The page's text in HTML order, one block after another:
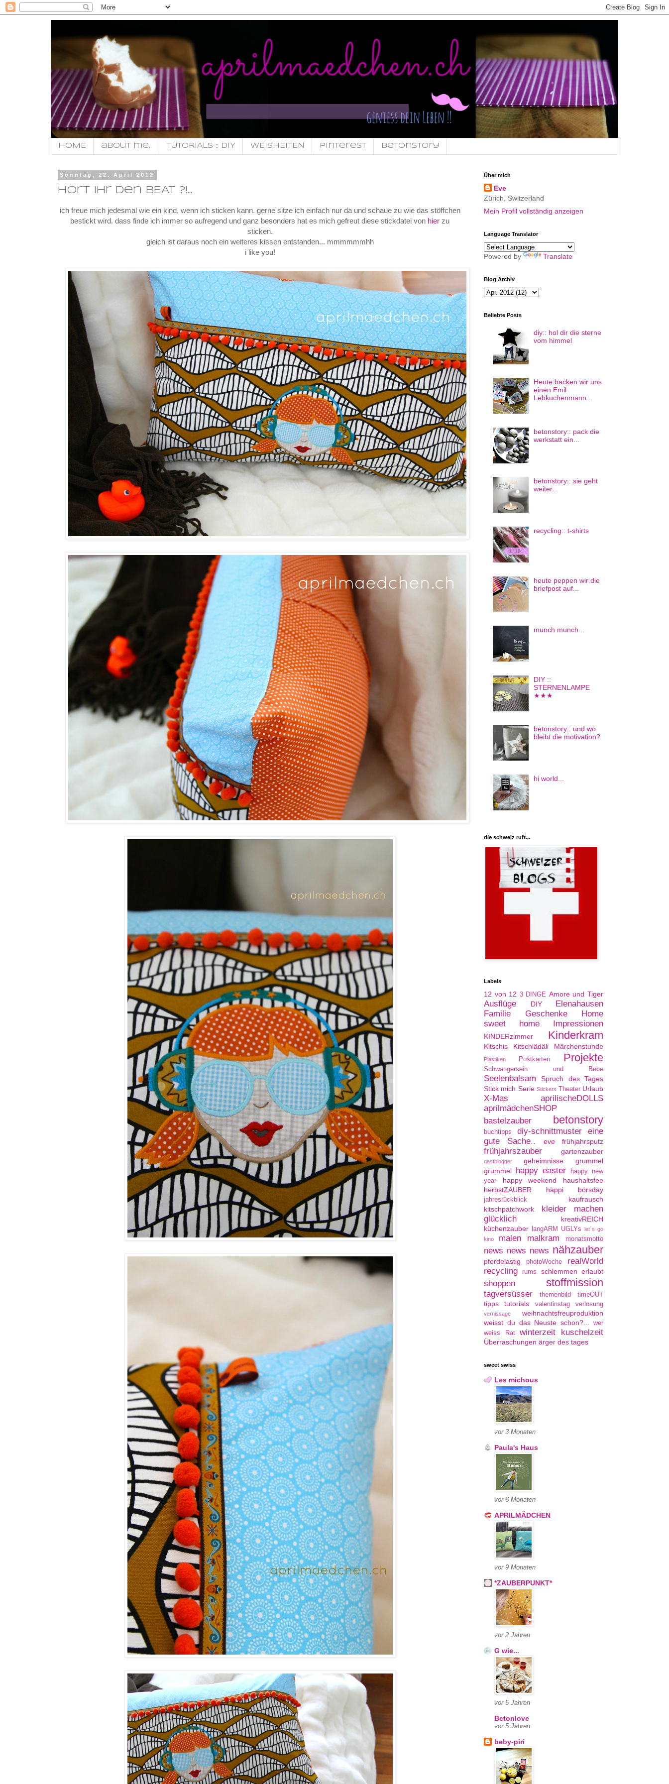
HOME about me.. TUTORIALS :: DIY WEISHEITEN pinterest Betonstory
Sonntag, 22. April 2012
hört ihr den BEAT ?!...
ich freue mich jedesmal wie ein kind, wenn ich sticken kann. gerne sitze ich einfach nur da und schaue zu wie das stöffchen
bestickt wird. dass finde ich immer so aufregend und ganz besonders hat es mich gefreut diese stickdatei von hier zu
sticken.
gleich ist daraus noch ein weiteres kissen entstanden... mmmmmmhh
i like you!
Über mich
Eve
Zürich, Switzerland
Mein Profil vollständig anzeigen
Language Translator
Powered by Translate
Blog Archiv
Beliebte Posts
diy:: hol dir die sterne
vom himmel
Heute backen wir uns
einen Emil
Lebkuchenmann...
betonstory:: pack die
werkstatt ein...
betonstory:: sie geht
weiter...
recycling:: t-shirts
heute peppen wir die
briefpost auf...
munch munch...
DIY ::
STERNENLAMPE
★★★
betonstory:: und wo
bleibt die motivation?
hi world...
die schweiz ruft...
Labels
12 von 12 3 DINGE Amore und Tiger
Ausflüge DIY
Elenahausen
Familie
Geschenke
Home
sweet home
Impressionen
KINDERzimmer Kinderkram
Kitschis Kitschlädäli Märchenstunde
Plastiken Postkarten Projekte
Schwangersein und Bebe
Seelenbalsam
Spruch des Tages
Stick mich Serie Stickers Theater Urlaub
X-Mas
aprilischeDOLLS
aprilmädchenSHOP
bastelzauber
betonstory
buchtipps diy-schnittmuster
eine
gute Sache..
eve frühjahrsputz
frühjahrszauber gartenzauber
gastblogger geheimnisse
grummel
grummel happy easter
happy new
year
happy weekend
haushaltsfee
herbstZAUBER
häppi börsday
jahresrückblick
kaufrausch
kitschpatchwork
kleider machen
glücklich
kreativREICH
küchenzauber
langARM UGLYs let´s go
kino
malen malkram monatsmotto
news news news nähzauber
pferdelastig photoWoche
realWorld
recycling
rums schlemmen erlaubt
shoppen stoffmission
tagversüsser themenbild timeOUT
tipps tutorials valentinstag verlosung
vernissage
weihnachtsfreuproduktion
weisst du das Neuste schon?...
wer
weiss Rat
winterzeit kuschelzeit
Überraschungen ärger des tages
sweet swiss
Les michous
vor 3 Monaten
Paula's Haus
vor 6 Monaten
APRILMÄDCHEN
vor 9 Monaten
*ZAUBERPUNKT*
vor 2 Jahren
G wie...
vor 5 Jahren
Betonlove
vor 5 Jahren
beby-piri